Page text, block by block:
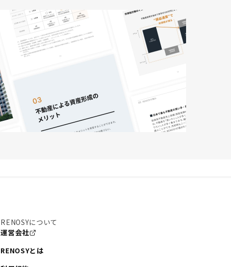
RENOSYについて
運営会社
RENOSYとは